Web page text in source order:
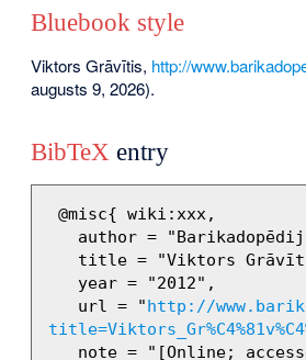
Bluebook style
Viktors Grāvītis, http://
augusts 9, 2026).
BibTeX entry
   url = "
http://